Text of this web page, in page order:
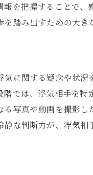
プ
を把握することで、
踏み出すための大き
に関する疑念や状
では、浮気相手を
写真や動画を撮影
な判断力が、浮気相